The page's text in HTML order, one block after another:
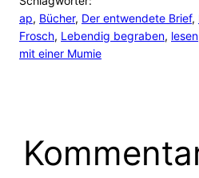
ap, Bücher, Der entwendete Brief,
Frosch, Lebendig begraben, lesen
mit einer Mumie